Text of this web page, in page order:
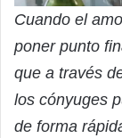
Cuando el
poner punto
que a través
los cónyuges
de forma